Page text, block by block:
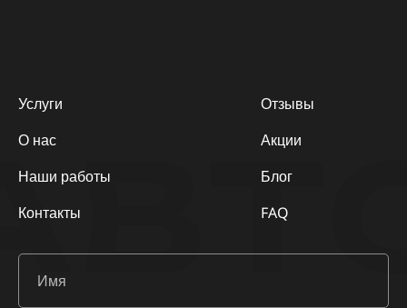
Услуги
О нас
Наши работы
Контакты
Отзывы
Акции
Блог
FAQ